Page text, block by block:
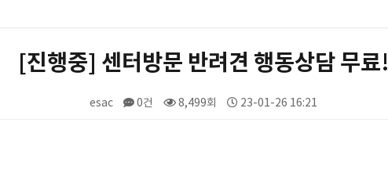
[진행중] 센터방문 반려견 행동상담 무료!
esac 0건 8,499회 23-01-26 16:21